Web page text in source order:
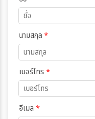
นามสกุล *
เบอร์โทร *
อีเมล *